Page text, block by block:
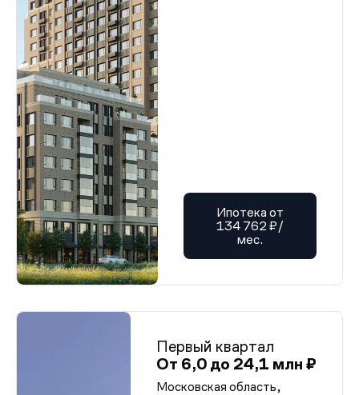
Ипотека от
134 762 ₽/
мес.
Первый квартал
От 6,0 до 24,1 млн ₽
Московская область,